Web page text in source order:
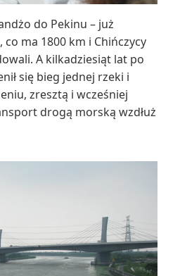
do Pekinu – już
ma 1800 km i Chińczycy
A kilkadziesiąt lat po
się bieg jednej rzeki i
zresztą i wcześniej
drogą morską wzdłuż